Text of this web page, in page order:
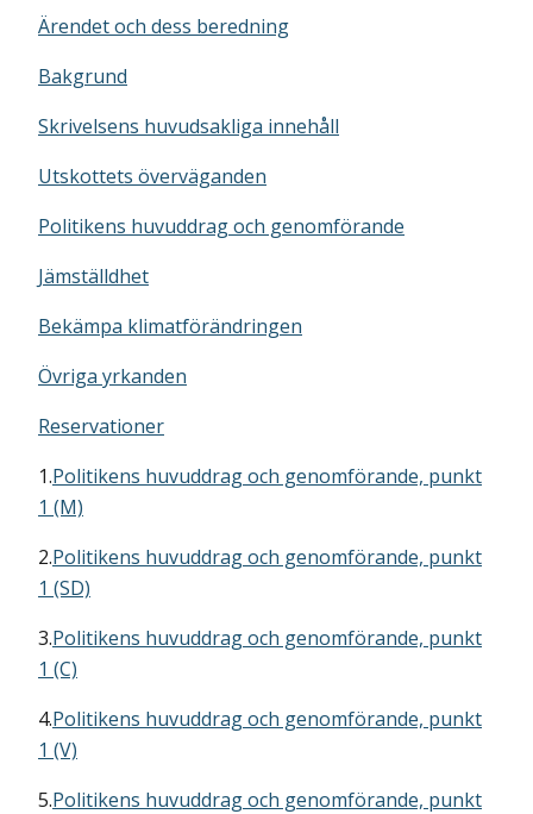
Ärendet och dess beredning
Bakgrund
Skrivelsens huvudsakliga innehåll
Utskottets överväganden
Politikens huvuddrag och genomförande
Jämställdhet
Bekämpa klimatförändringen
Övriga yrkanden
Reservationer
1.Politikens huvuddrag och genomförande, punkt
1 (M)
2.Politikens huvuddrag och genomförande, punkt
1 (SD)
3.Politikens huvuddrag och genomförande, punkt
1 (C)
4.Politikens huvuddrag och genomförande, punkt
1 (V)
5.Politikens huvuddrag och genomförande, punkt